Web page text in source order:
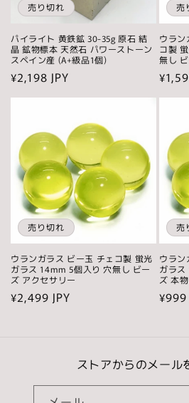
売り切れ
パイライト 黄鉄鉱 30-35g 原石 結
晶 鉱物標本 天然石 パワーストーン
スペイン産 (A+級品1個)
通
常
¥2,198 JPY
売
ウラン
コ製
無し
通
常
売り切れ
ウランガラス ビー玉 チェコ製 蛍光
ガラス 14mm 5個入り 穴無し ビー
ズ アクセサリー
通
¥2,499 JPY
売
ウラン
ガラ
ズ 本
通
¥999
ストアからのメール